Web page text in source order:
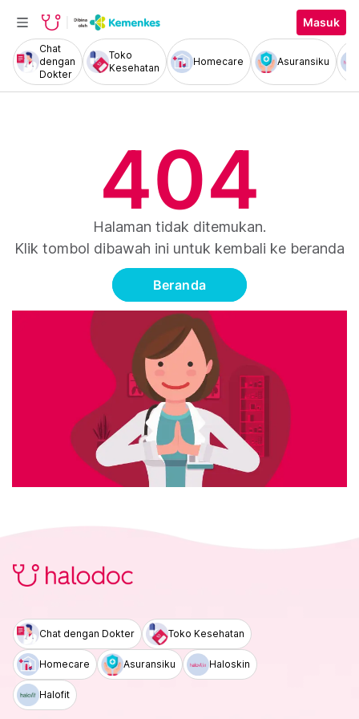
Masuk
Chat
dengan
Dokter
Toko
Kesehatan
Homecare Asuransiku
404
Halaman tidak ditemukan.
Klik tombol dibawah ini untuk kembali ke beranda
Beranda
Chat dengan Dokter Toko Kesehatan
Homecare Asuransiku Haloskin
Halofit